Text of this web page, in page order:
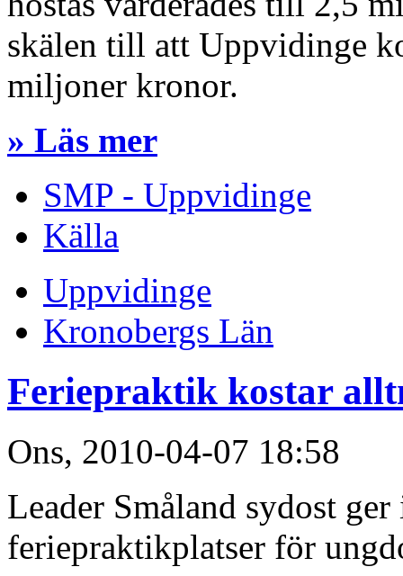
skälen till att Uppvidinge
miljoner kronor.
» Läs mer
SMP - Uppvidinge
Källa
Uppvidinge
Kronobergs Län
Feriepraktik kostar
Ons, 2010-04-07 18:58
Leader Småland sydost
feriepraktikplatser för